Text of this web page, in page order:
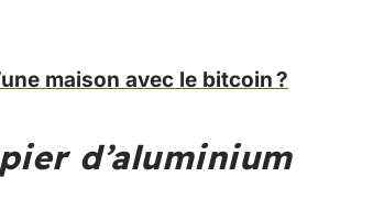
maison avec le bitcoin ?
d’aluminium